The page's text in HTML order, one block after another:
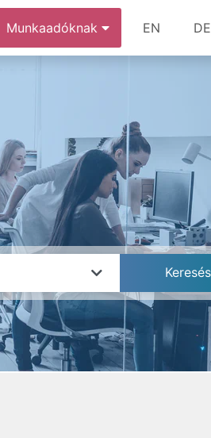
Munkaadóknak EN DE